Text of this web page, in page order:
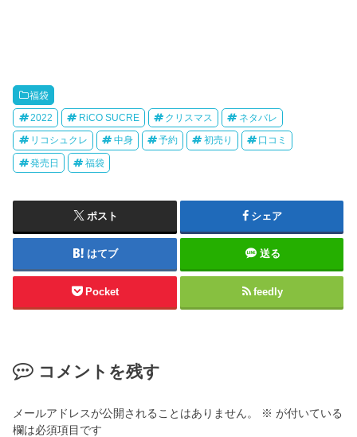
福袋
2022 RiCO SUCRE クリスマス ネタバレ
リコシュクレ 中身 予約 初売り 口コミ
発売日 福袋
ポスト シェア
はてブ 送る
Pocket feedly
コメントを残す
メールアドレスが公開されることはありません。 ※ が付いている
欄は必須項目です